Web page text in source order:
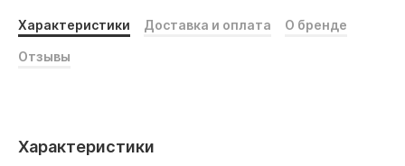
Характеристики Доставка и оплата О бренде
Отзывы
Характеристики